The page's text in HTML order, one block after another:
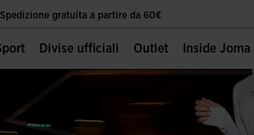
Spedizione gratuita a partire da 60€
Unica Pagina Ufficiale Joma Sport
Spedizione gratuita a partire da 60€
Unica Pagina Ufficiale Joma Sport
Sport Divise ufficiali Outlet Inside Joma